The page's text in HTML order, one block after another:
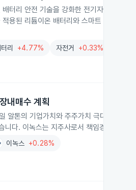
터리 안전 기술을 강화한 전기자전거 신
용된 리튬이온 배터리와 스마트 충전기를
리 +4.77% 자전거 +0.33%
내매수 계획
알톤의 기업가치와 주주가치 극대화를 위
니다. 이녹스는 지주사로서 책임경영과 경
이녹스 +0.28%